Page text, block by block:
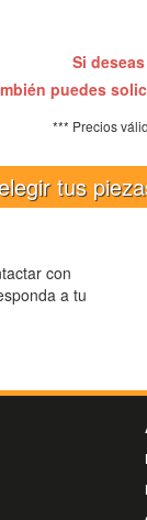
Si
puedes
*** Precios
tus
con
a tu